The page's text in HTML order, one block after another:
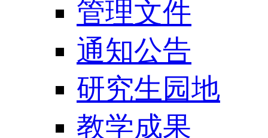
管理文件
通知公告
研究生园地
教学成果